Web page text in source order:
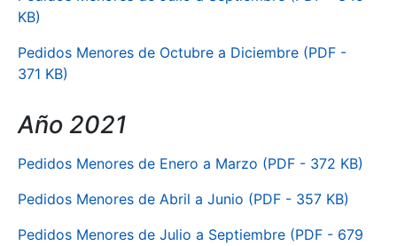
KB)
Pedidos Menores de Octubre a Diciembre (PDF -
371 KB)
Año 2021
Pedidos Menores de Enero a Marzo (PDF - 372 KB)
Pedidos Menores de Abril a Junio (PDF - 357 KB)
Pedidos Menores de Julio a Septiembre (PDF - 679